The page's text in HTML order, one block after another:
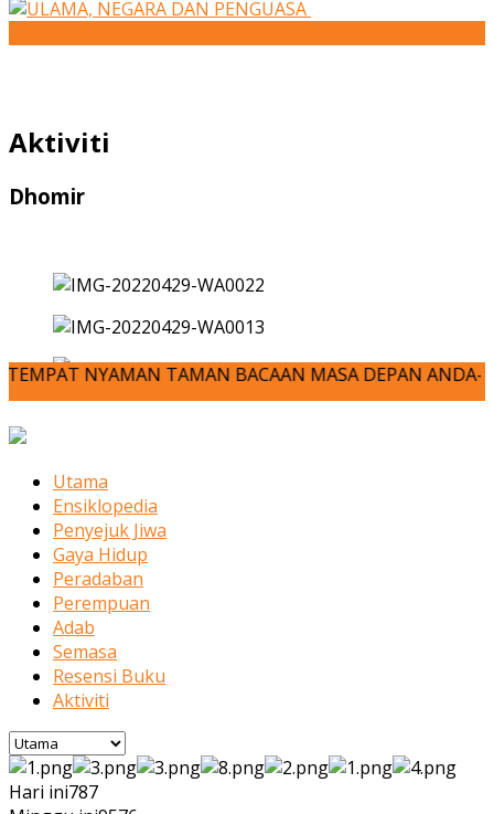
Aktiviti
Dhomir
NYAMAN TAMAN BACAAN MASA DEPAN ANDA-
Utama
Ensiklopedia
Penyejuk Jiwa
Gaya Hidup
Peradaban
Perempuan
Adab
Semasa
Resensi Buku
Aktiviti
Hari ini787